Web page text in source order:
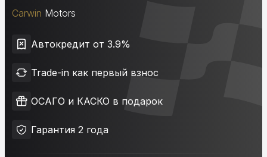
Carwin Motors
Автокредит от 3.9%
Trade-in как первый взнос
ОСАГО и КАСКО в подарок
Гарантия 2 года